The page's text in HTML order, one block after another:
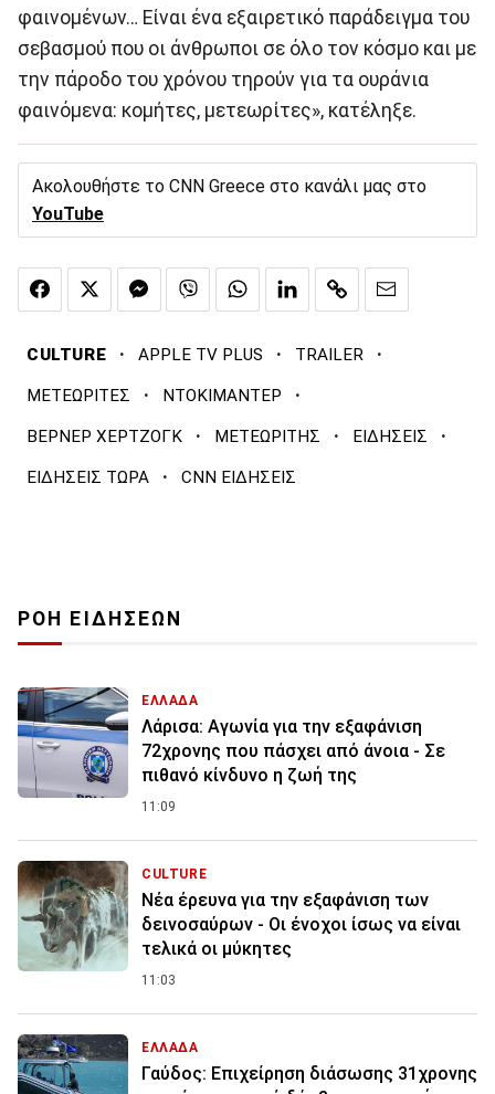
φαινομένων… Είναι ένα εξαιρετικό παράδειγμα του
σεβασμού που οι άνθρωποι σε όλο τον κόσμο και με
την πάροδο του χρόνου τηρούν για τα ουράνια
φαινόμενα: κομήτες, μετεωρίτες», κατέληξε.
Ακολουθήστε το CNN Greece στο κανάλι μας στο
YouTube
CULTURE · APPLE TV PLUS · TRAILER ·
ΜΕΤΕΩΡΙΤΕΣ · ΝΤΟΚΙΜΑΝΤΕΡ ·
ΒΕΡΝΕΡ ΧΕΡΤΖΟΓΚ · ΜΕΤΕΩΡΙΤΗΣ · ΕΙΔΗΣΕΙΣ ·
ΕΙΔΗΣΕΙΣ ΤΩΡΑ · CNN ΕΙΔΗΣΕΙΣ
ΡΟΗ ΕΙΔΗΣΕΩΝ
ΕΛΛΑΔΑ
Λάρισα: Αγωνία για την εξαφάνιση
72χρονης που πάσχει από άνοια - Σε
πιθανό κίνδυνο η ζωή της
11:09
CULTURE
Νέα έρευνα για την εξαφάνιση των
δεινοσαύρων - Οι ένοχοι ίσως να είναι
τελικά οι μύκητες
11:03
ΕΛΛΑΔΑ
Γαύδος: Επιχείρηση διάσωσης 31χρονης